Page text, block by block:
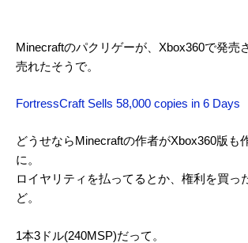
Minecraftのパクリゲーが、Xbox360で発売
売れたそうで。
FortressCraft Sells 58,000 copies in 6 Days
どうせならMinecraftの作者がXbox360版も
に。
ロイヤリティを払ってるとか、権利を買っ
ど。
1本3ドル(240MSP)だって。